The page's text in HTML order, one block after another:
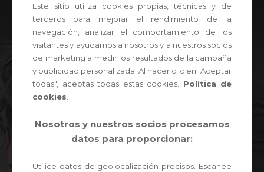
Este sitio utiliza cookies propias, técnicas y de
terceros para mejorar el rendimiento de la
navegación, analizar el comportamiento de los
visitantes y ayudarnos a nosotros y a nuestros socios
de marketing a medir los resultados de la campaña
y publicidad personalizada. Al hacer clic en "Aceptar
todas", aceptas todas estas cookies. Política de
cookies
Nosotros y nuestros socios procesamos
datos para proporcionar:
Utilice datos de geolocalización precisos. Escanee